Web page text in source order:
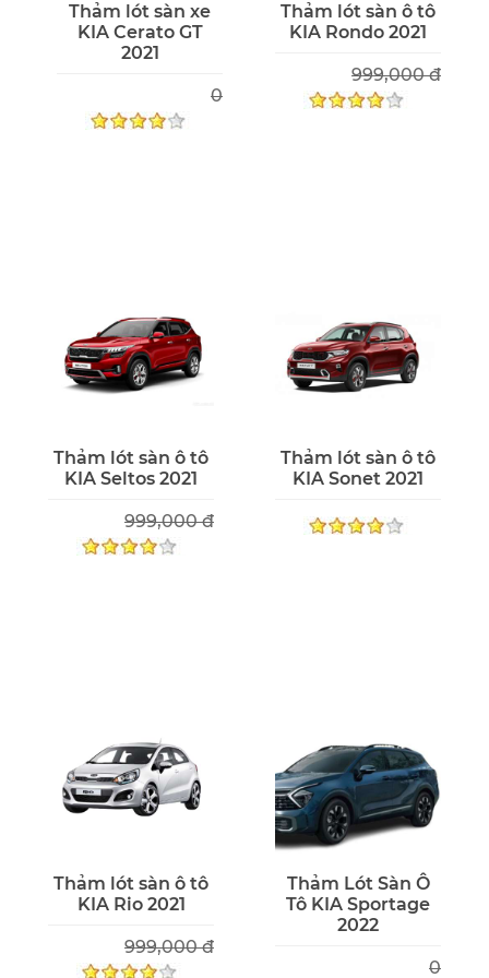
Thảm lót sàn xe
KIA Cerato GT
2021
0
Thảm lót sàn ô tô
KIA Rondo 2021
999,000 đ
Thảm lót sàn ô tô
KIA Seltos 2021
999,000 đ
Thảm lót sàn ô tô
KIA Sonet 2021
Thảm lót sàn ô tô
KIA Rio 2021
999,000 đ
Thảm Lót Sàn Ô
Tô KIA Sportage
2022
0